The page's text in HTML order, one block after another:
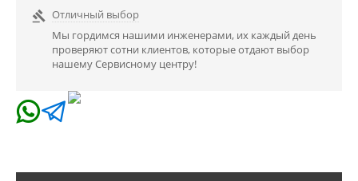
 Отличный выбор
Мы гордимся нашими инженерами, их каждый день
проверяют сотни клиентов, которые отдают выбор
нашему Сервисному центру!